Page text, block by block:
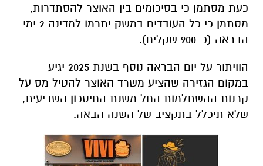
כעת מסתמן כי בסיכומים בין האוצר להסתדרות,
מסתמן כי כל העובדים במשק יתרמו למדינה 2 ימי
הבראה (כ-900 שקלים).
הוויתור על יום הבראה נוסף בשנת 2025 יגיע
במקום הגזירה שהציע משרד האוצר להטיל מס על
קרנות ההשתלמות החל משנת החיסכון השביעית,
שלא תיכלל בתקציב של השנה הבאה.